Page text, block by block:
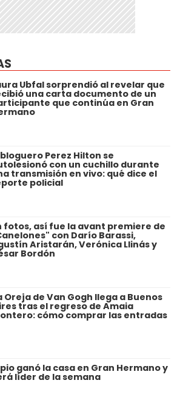
Ubfal sorprendió al revelar que
una carta documento de un
que continúa en Gran
bloguero Perez Hilton se
con un cuchillo durante
transmisión en vivo: qué dice el
policial
fotos, así fue la avant premiere de
con Darío Barassi,
Aristarán, Verónica Llinás y
Bordón
Oreja de Van Gogh llega a Buenos
tras el regreso de Amaia
cómo comprar las entradas
ganó la casa en Gran Hermano y
líder de la semana